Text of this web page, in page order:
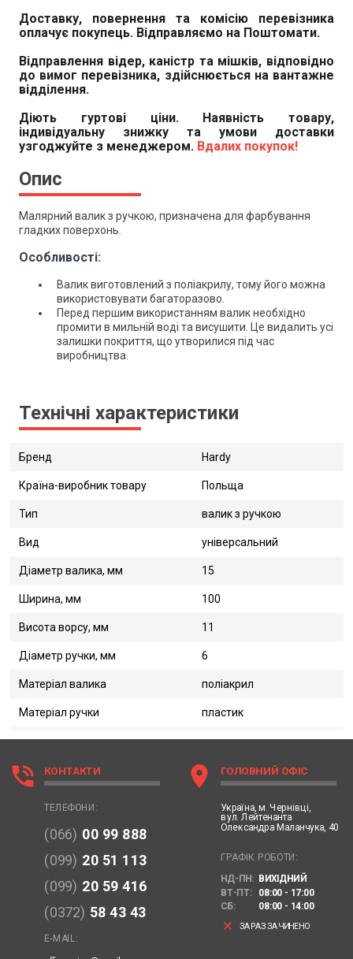
Доставку, повернення та комісію перевізника
оплачує покупець. Відправляємо на Поштомати.
Відправлення відер, каністр та мішків, відповідно
до вимог перевізника, здійснюється на вантажне
відділення.
Діють гуртові ціни. Наявність товару,
індивідуальну знижку та умови доставки
узгоджуйте з менеджером. Вдалих покупок!
Опис
Малярний валик з ручкою, призначена для фарбування
гладких поверхонь.
Особливості:
Валик виготовлений з поліакрилу, тому його можна
використовувати багаторазово.
Перед першим використанням валик необхідно
промити в мильній воді та висушити. Це видалить усі
залишки покриття, що утворилися під час
виробництва.
Технічні характеристики
Бренд Hardy
Країна-виробник товару Польща
Тип валик з ручкою
Вид універсальний
Діаметр валика, мм 15
Ширина, мм 100
Висота ворсу, мм 11
Діаметр ручки, мм 6
Матеріал валика поліакрил
Матеріал ручки пластик
phone_in_talk КОНТАКТИ
ТЕЛЕФОНИ:
(066) 00 99 888
(099) 20 51 113
(099) 20 59 416
(0372) 58 43 43
E-MAIL:
location_on ГОЛОВНИЙ ОФІС
Україна, м. Чернівці,
вул. Лейтенанта
Олександра Маланчука, 40
ГРАФІК РОБОТИ:
НД-ПН: ВИХІДНИЙ
ВТ-ПТ:
08:00 - 17:00
СБ:
08:00 - 14:00
clear ЗАРАЗ ЗАЧИНЕНО